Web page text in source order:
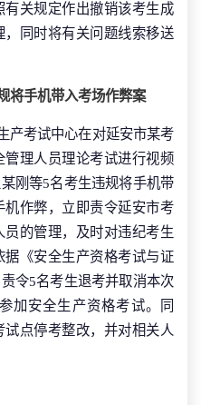
关规定作出撤销该考生成
同时将有关问题线索移送
将手机带入考场作弊案
产考试中心在对延安市某考
理人员理论考试进行视频
刚等5名考生违规将手机带
作弊，立即责令延安市考
的管理，及时对违纪考生
《安全生产资格考试与证
令5名考生退考并取消本次
加安全生产资格考试。同
点停考整改，并对相关人